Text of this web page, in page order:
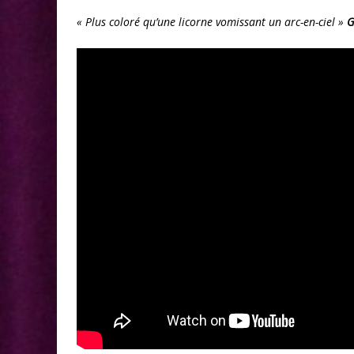
« Plus coloré qu’une licorne vomissant un arc-en-ciel »